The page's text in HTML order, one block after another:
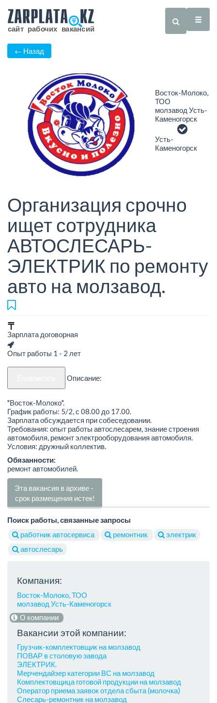
← Назад
Восток-Молоко,
ТОО
молзавод Усть-
Каменогорск
Усть-
Каменогорск
Организация срочно
ищет сотрудника
АВТОСЛЕСАРЬ-
ЭЛЕКТРИК по ремонту
авто на молзавод.
Зарплата договорная
Опыт работы 1 - 2 лет
Описание:
"Восток-Молоко".
График работы: 5/2, с 08.00 до 17.00.
Зарплата обсуждается при собеседовании.
Требования: опыт работы автослесарем, знание строения
автомобиля, ремонт электрооборудования автомобиля.
Условия: дружный коллектив.
Обязанности:
ремонт автомобилей.
Эта вакансия в архиве -
срок размещения истек!
Поиск работы, связанные запросы
работник автосервиса
ремонтник
электрик
автослесарь
Компания:
Восток-Молоко, ТОО
молзавод Усть-Каменогорск
О компании
Вакансии этой компании:
Грузчик-комплектовщик на молзавод
ПОВАР в столовую завода
ЭЛЕКТРИК.
Мерчендайзер категории ВС на молзавод
Комплектовщица готовой продукции на молзавод
Оператор приема заявок отдела сбыта (молочка)
Слесарь-ремонтник на молзавод